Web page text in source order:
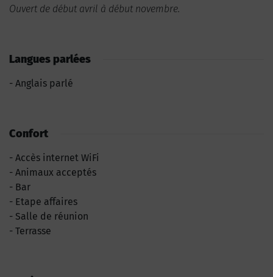
Ouvert de début avril à début novembre.
Langues parlées
Anglais parlé
Confort
Accès internet WiFi
Animaux acceptés
Bar
Etape affaires
Salle de réunion
Terrasse